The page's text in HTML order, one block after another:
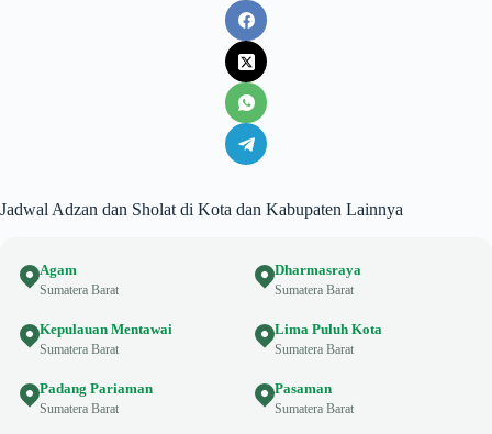
Jadwal Adzan dan Sholat di Kota dan Kabupaten Lainnya
Agam
Sumatera Barat
Dharmasraya
Sumatera Barat
Kepulauan Mentawai
Sumatera Barat
Lima Puluh Kota
Sumatera Barat
Padang Pariaman
Sumatera Barat
Pasaman
Sumatera Barat